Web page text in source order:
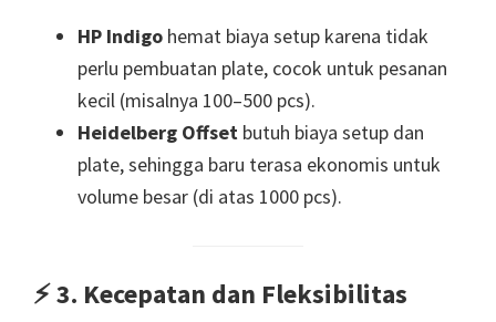
HP Indigo hemat biaya setup karena tidak
perlu pembuatan plate, cocok untuk pesanan
kecil (misalnya 100–500 pcs).
Heidelberg Offset butuh biaya setup dan
plate, sehingga baru terasa ekonomis untuk
volume besar (di atas 1000 pcs).
⚡3. Kecepatan dan Fleksibilitas